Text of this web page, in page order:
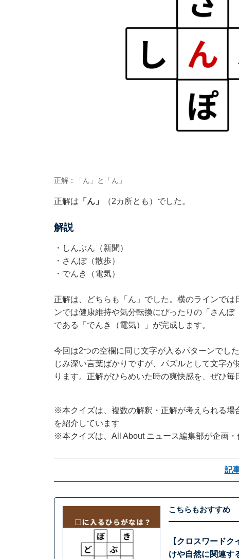
正解：「ん」と「ん」
正解は 「ん」 （2カ所とも）でした。
解説
・しんぶん（新聞）
・さんぽ（散歩）
・でんき（電気）
正解は、どちらも「ん」でした。横のラインで
ンでは健康維持や気分転換にぴったりの「さん
である「でんき（電気）」が完成します。
今回は2つの空欄に同じ文字が入るパターンでし
じみ深い言葉ばかりですが、パズルとして文字
ります。正解がひらめいた時の爽快感を、ぜひ毎
※本クイズは、複数の解釈・正解が考えられる
を紹介しています
※本クイズは、All About ニュース編集部が企画・
記
こちらもおすすめ
【クロスワード
けや自然に関連す